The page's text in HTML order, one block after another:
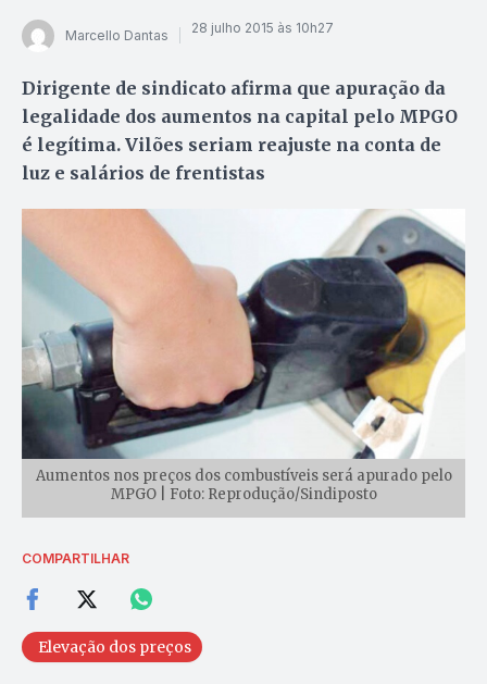
Marcello Dantas 28 julho 2015 às 10h27
Dirigente de sindicato afirma que apuração da
legalidade dos aumentos na capital pelo MPGO
é legítima. Vilões seriam reajuste na conta de
luz e salários de frentistas
Aumentos nos preços dos combustíveis será apurado pelo
MPGO | Foto: Reprodução/Sindiposto
COMPARTILHAR
Elevação dos preços